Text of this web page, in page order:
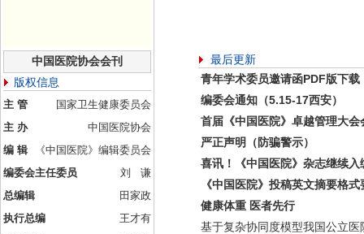
中国医院协会会刊
版权信息
主 管
国家卫生健康委员会
主 办
中国医院协会
编 辑
《中国医院》编辑委员会
编委会主任委员
刘 谦
总编辑
田家政
执行总编
王才有
最后更新
青年学术委员邀请函PDF版下载
编委会通知（5.15-17西安）
首届《中国医院》卓越管理大会
严正声明（防骗警示）
喜讯！《中国医院》杂志继续入
《中国医院》投稿英文摘要格式
健康体重 医者先行
基于复杂协同度模型我国公立医